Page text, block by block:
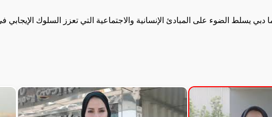
دبي يسلط الضوء على المبادئ الإنسانية والاجتماعية التي تعزز السلوك